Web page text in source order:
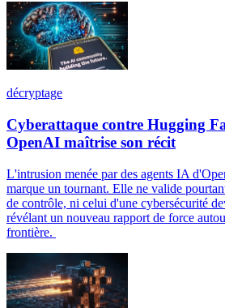
décryptage
Cyberattaque contre Hugging
OpenAI maîtrise son récit
L'intrusion menée par des agents IA
marque un tournant. Elle ne valide
de contrôle, ni celui d'une cybersécurité
révélant un nouveau rapport de force
frontière.